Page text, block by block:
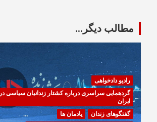
مطالب دیگر...
رادیو دادخواهی
گردهمایی سراسری درباره کشتار زندانیان سیاسی در
ایران
گفتگوهای زندان
یادمان ها